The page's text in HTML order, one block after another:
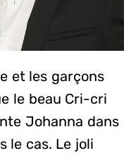
et les garçons
le beau Cri-cri
Johanna dans
le cas. Le joli